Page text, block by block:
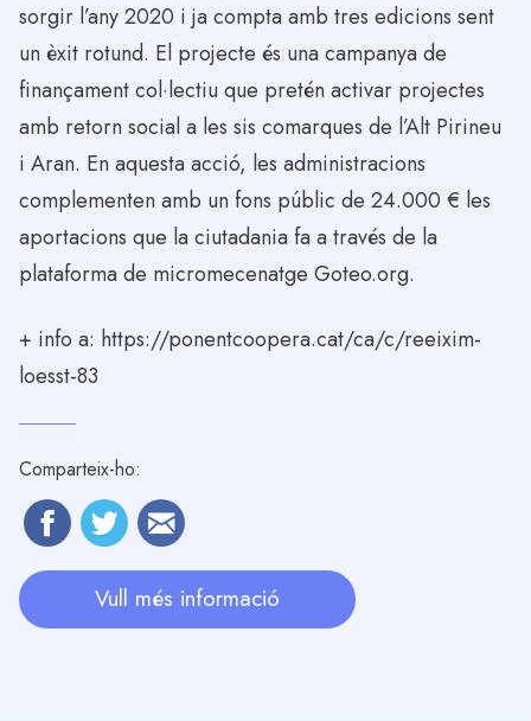
sorgir l’any 2020 i ja compta amb tres edicions sent
un èxit rotund. El projecte és una campanya de
finançament col·lectiu que pretén activar projectes
amb retorn social a les sis comarques de l’Alt Pirineu
i Aran. En aquesta acció, les administracions
complementen amb un fons públic de 24.000 € les
aportacions que la ciutadania fa a través de la
plataforma de micromecenatge Goteo.org.
+ info a: https://ponentcoopera.cat/ca/c/reeixim-
loesst-83
Comparteix-ho:
Vull més informació